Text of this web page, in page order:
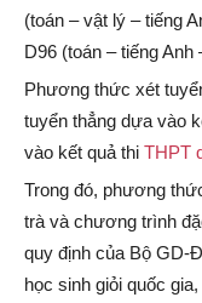
(toán – vật lý – tiếng
D96 (toán – tiếng Anh
Phương thức xét
tuyển thẳng dựa vào
vào kết quả thi THPT
Trong đó, phương
trà và chương trình
quy định của Bộ GD-
học sinh giỏi quốc